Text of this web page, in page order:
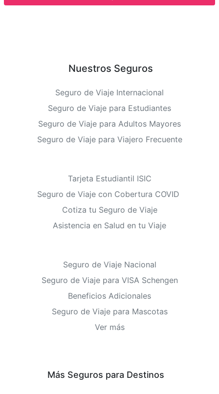
Nuestros Seguros
Seguro de Viaje Internacional
Seguro de Viaje para Estudiantes
Seguro de Viaje para Adultos Mayores
Seguro de Viaje para Viajero Frecuente
Tarjeta Estudiantil ISIC
Seguro de Viaje con Cobertura COVID
Cotiza tu Seguro de Viaje
Asistencia en Salud en tu Viaje
Seguro de Viaje Nacional
Seguro de Viaje para VISA Schengen
Beneficios Adicionales
Seguro de Viaje para Mascotas
Ver más
Más Seguros para Destinos